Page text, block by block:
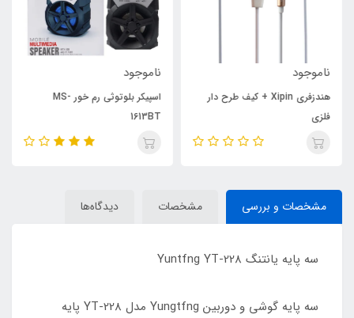
ناموجود
هندزفری Xipin + کیف طرح دار
فلزی
ناموجود
اسپیکر بلوتوثی رم خور MS-
1613BT
مشخصات و بررسی مشخصات دیدگاه‌ها
سه پایه یانتنگ Yuntfng YT-228
سه پایه گوشی و دوربین Yungtfng مدل YT-228 پایه